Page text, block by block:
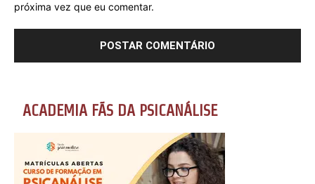
próxima vez que eu comentar.
ACADEMIA FÃS DA PSICANÁLISE